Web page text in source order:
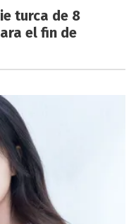
turca de 8
el fin de